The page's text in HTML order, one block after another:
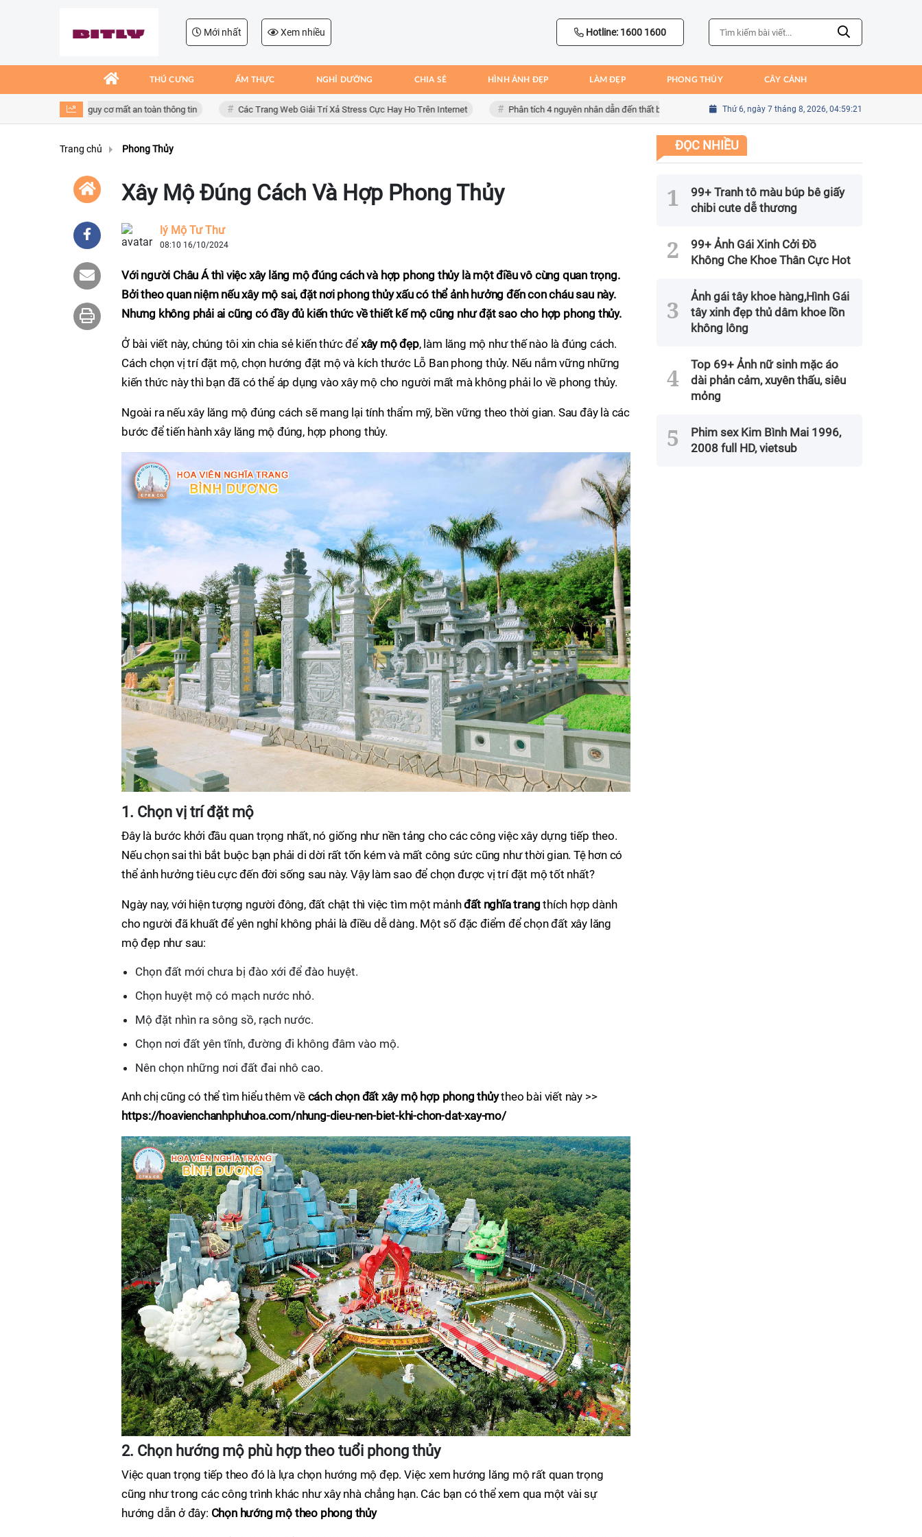
Mới nhất Xem nhiều Hotline: 1600 1600
THÚ CƯNG ẨM THỰC NGHỈ DƯỠNG CHIA SẺ HÌNH ẢNH ĐẸP LÀM ĐẸP PHONG THỦY CÂY CẢNH
giả mạo, nguy cơ mất an toàn thông tin Các Trang Web Giải Trí Xả Stress Cực Hay Ho Trên Internet Phân tích 4 nguyên nhân dẫn đến thất bại của Bồ Đào Nha Sai lầm của Kim Seung-gyu trong trận gặp
Thứ 6, ngày 7 tháng 8, 2026, 04:59:22
Trang chủ Phong Thủy
Xây Mộ Đúng Cách Và Hợp Phong Thủy
lý Mộ Tư Thư
08:10 16/10/2024
Với người Châu Á thì việc xây lăng mộ đúng cách và hợp phong thủy là một điều vô cùng quan trọng.
Bởi theo quan niệm nếu xây mộ sai, đặt nơi phong thủy xấu có thể ảnh hưởng đến con cháu sau này.
Nhưng không phải ai cũng có đầy đủ kiến thức về thiết kế mộ cũng như đặt sao cho hợp phong thủy.
Ở bài viết này, chúng tôi xin chia sẻ kiến thức để xây mộ đẹp, làm lăng mộ như thế nào là đúng cách.
Cách chọn vị trí đặt mộ, chọn hướng đặt mộ và kích thước Lỗ Ban phong thủy. Nếu nắm vững những
kiến thức này thì bạn đã có thể áp dụng vào xây mộ cho người mất mà không phải lo về phong thủy.
Ngoài ra nếu xây lăng mộ đúng cách sẽ mang lại tính thẩm mỹ, bền vững theo thời gian. Sau đây là các
bước để tiến hành xây lăng mộ đúng, hợp phong thủy.
1. Chọn vị trí đặt mộ
Đây là bước khởi đầu quan trọng nhất, nó giống như nền tảng cho các công việc xây dựng tiếp theo.
Nếu chọn sai thì bắt buộc bạn phải di dời rất tốn kém và mất công sức cũng như thời gian. Tệ hơn có
thể ảnh hưởng tiêu cực đến đời sống sau này. Vậy làm sao để chọn được vị trí đặt mộ tốt nhất?
Ngày nay, với hiện tượng người đông, đất chật thì việc tìm một mảnhđất nghĩa trang thích hợp dành
cho người đã khuất để yên nghỉ không phải là điều dễ dàng. Một số đặc điểm để chọn đất xây lăng
mộ đẹp như sau:
Chọn đất mới chưa bị đào xới để đào huyệt.
Chọn huyệt mộ có mạch nước nhỏ.
Mộ đặt nhìn ra sông sồ, rạch nước.
Chọn nơi đất yên tĩnh, đường đi không đâm vào mộ.
Nên chọn những nơi đất đai nhô cao.
Anh chị cũng có thể tìm hiểu thêm về cách chọn đất xây mộ hợp phong thủytheo bài viết này >>
https://hoavienchanhphuhoa.com/nhung-dieu-nen-biet-khi-chon-dat-xay-mo/
2. Chọn hướng mộ phù hợp theo tuổi phong thủy
Việc quan trọng tiếp theo đó là lựa chọn hướng mộ đẹp. Việc xem hướng lăng mộ rất quan trọng
cũng như trong các công trình khác như xây nhà chẳng hạn. Các bạn có thể xem qua một vài sự
hướng dẫn ở đây: Chọn hướng mộ theo phong thủy
ĐỌC NHIỀU
99+ Tranh tô màu búp bê giấy
chibi cute dễ thương
99+ Ảnh Gái Xinh Cởi Đồ
Không Che Khoe Thân Cực Hot
Ảnh gái tây khoe hàng,Hình Gái
tây xinh đẹp thủ dâm khoe lồn
không lông
Top 69+ Ảnh nữ sinh mặc áo
dài phản cảm, xuyên thấu, siêu
mỏng
Phim sex Kim Bình Mai 1996,
2008 full HD, vietsub